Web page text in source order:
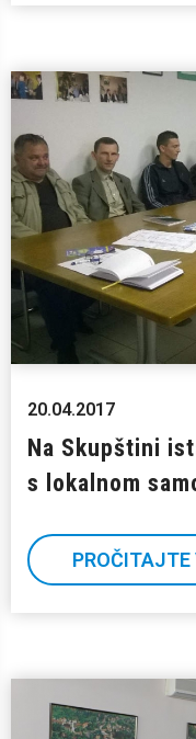
20.04.2017
Na Skupštini
s lokalnom
PROČITAJTE